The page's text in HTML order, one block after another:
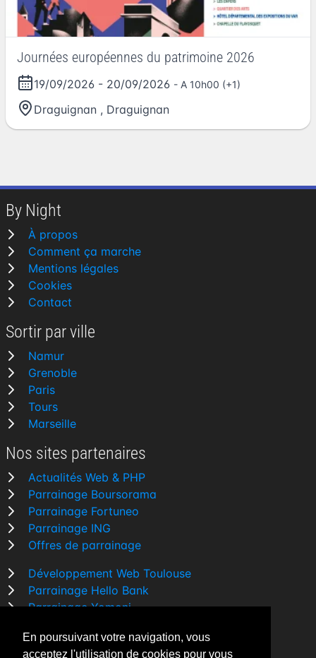
En poursuivant votre navigation, vous
acceptez l'utilisation de cookies pour vous
Journées européennes du patrimoine 2026
19/09/2026 - 20/09/2026 - A 10h00 (+1)
Draguignan , Draguignan
By Night
À propos
Comment ça marche
Mentions légales
Cookies
Contact
Sortir par ville
Namur
Grenoble
Paris
Tours
Marseille
Nos sites partenaires
Actualités Web & PHP
Parrainage Boursorama
Parrainage Fortuneo
Parrainage ING
Offres de parrainage
Développement Web Toulouse
Parrainage Hello Bank
Parrainage Yomoni
Comparatif banque